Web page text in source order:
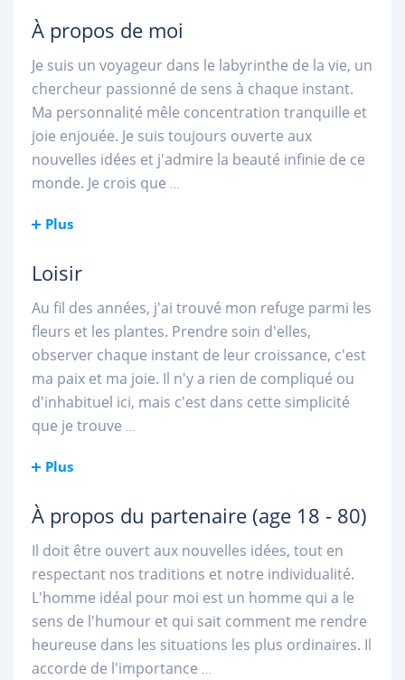
À propos de moi
Je suis un voyageur dans le labyrinthe de la vie, un
chercheur passionné de sens à chaque instant.
Ma personnalité mêle concentration tranquille et
joie enjouée. Je suis toujours ouverte aux
nouvelles idées et j'admire la beauté infinie de ce
monde. Je crois que ...
Plus
Loisir
Au fil des années, j'ai trouvé mon refuge parmi les
fleurs et les plantes. Prendre soin d'elles,
observer chaque instant de leur croissance, c'est
ma paix et ma joie. Il n'y a rien de compliqué ou
d'inhabituel ici, mais c'est dans cette simplicité
que je trouve ...
Plus
À propos du partenaire (age 18 - 80)
Il doit être ouvert aux nouvelles idées, tout en
respectant nos traditions et notre individualité.
L'homme idéal pour moi est un homme qui a le
sens de l'humour et qui sait comment me rendre
heureuse dans les situations les plus ordinaires. Il
accorde de l'importance ...